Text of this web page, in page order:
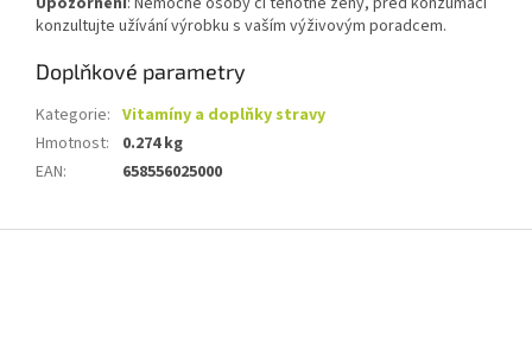
konzultujte užívání výrobku s vaším výživovým poradcem.
Doplňkové parametry
Kategorie: Vitamíny a doplňky stravy
Hmotnost:
0.274 kg
EAN: 658556025000